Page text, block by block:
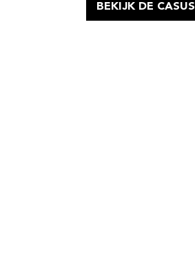
BEKIJK DE CASUS